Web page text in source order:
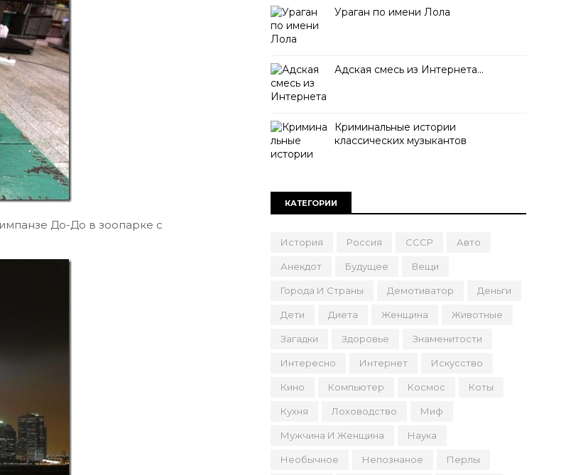
До-До в зоопарке с
Ураган по имени Лола
Адская смесь из Интернета…
Криминальные истории
классических музыкантов
КАТЕГОРИИ
История Россия СССР Авто
Анекдот Будущее Вещи
Города И Страны Демотиватор Деньги
Дети Диета Женщина Животные
Загадки Здоровье Знаменитости
Интересно Интернет Искусство
Кино Компьютер Космос Коты
Кухня Лоховодство Миф
Мужчина И Женщина Наука
Необычное Непознаное Перлы